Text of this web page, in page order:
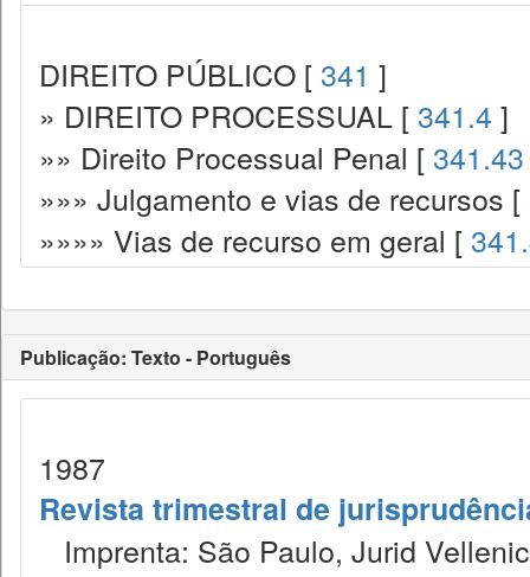
DIREITO PÚBLICO [ 341 ]
» DIREITO PROCESSUAL [ 341.4 ]
»» Direito Processual Penal [ 341.43
»»» Julgamento e vias de recursos [
»»»» Vias de recurso em geral [
Publicação: Texto - Português
1987
Revista trimestral de
Imprenta: São Paulo, Jurid